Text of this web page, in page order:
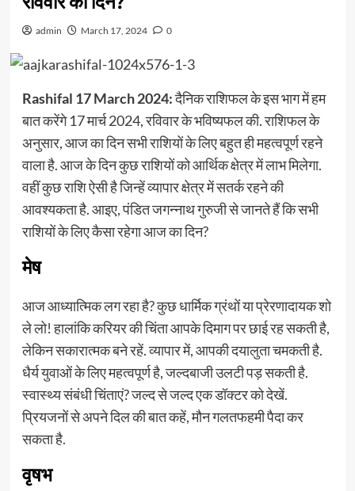
admin March 17, 2024 0
Rashifal 17 March 2024:दैनिक राशिफल के इस भाग में हम
बात करेंगे 17 मार्च 2024, रविवार के भविष्यफल की. राशिफल के
अनुसार, आज का दिन सभी राशियों के लिए बहुत ही महत्वपूर्ण रहने
वाला है. आज के दिन कुछ राशियों को आर्थिक क्षेत्र में लाभ मिलेगा.
वहीं कुछ राशि ऐसी है जिन्हें व्यापार क्षेत्र में सतर्क रहने की
आवश्यकता है. आइए, पंडित जगन्नाथ गुरुजी से जानते हैं कि सभी
राशियों के लिए कैसा रहेगा आज का दिन?
मेष
आज आध्यात्मिक लग रहा है? कुछ धार्मिक ग्रंथों या प्रेरणादायक शो
ले लो! हालांकि करियर की चिंता आपके दिमाग पर छाई रह सकती है,
लेकिन सकारात्मक बने रहें. व्यापार में, आपकी दयालुता चमकती है.
धैर्य युवाओं के लिए महत्वपूर्ण है, जल्दबाजी उलटी पड़ सकती है.
स्वास्थ्य संबंधी चिंताएं? जल्द से जल्द एक डॉक्टर को देखें.
प्रियजनों से अपने दिल की बात कहें, मौन गलतफहमी पैदा कर
सकता है.
वृषभ